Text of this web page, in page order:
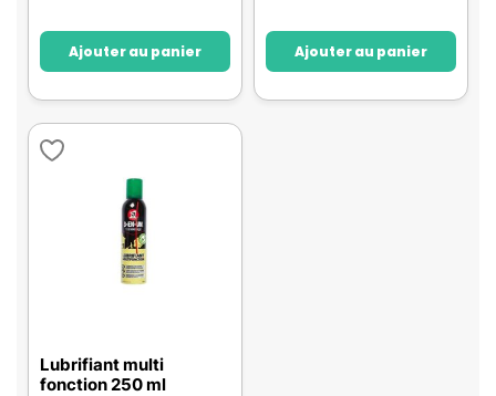
Ajouter au panier Ajouter au panier
Lubrifiant multi
fonction 250 ml